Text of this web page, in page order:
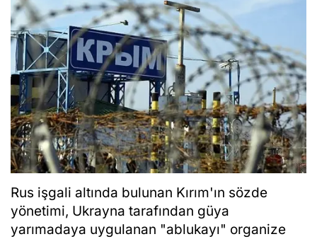
Rus işgali altında bulunan Kırım'ın sözde
yönetimi, Ukrayna tarafından güya
yarımadaya uygulanan "ablukayı" organize